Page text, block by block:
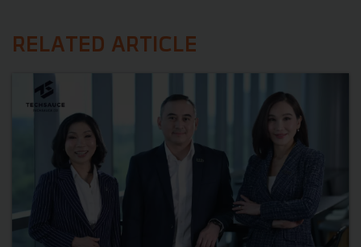
RELATED ARTICLE